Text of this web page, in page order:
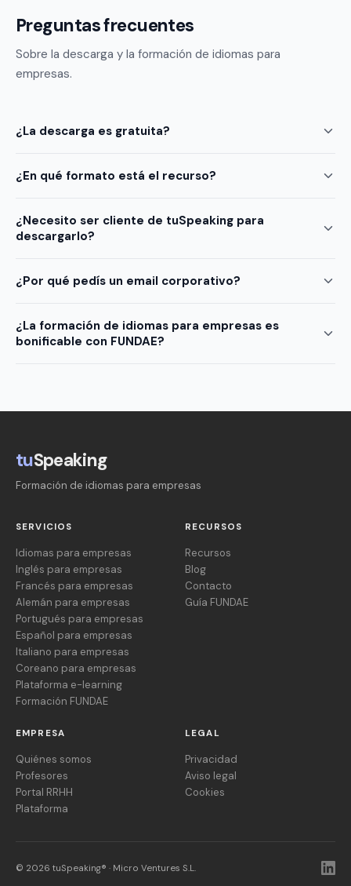
Preguntas frecuentes
Sobre la descarga y la formación de idiomas para
empresas.
¿La descarga es gratuita?
¿En qué formato está el recurso?
¿Necesito ser cliente de tuSpeaking para
descargarlo?
¿Por qué pedís un email corporativo?
¿La formación de idiomas para empresas es
bonificable con FUNDAE?
tuSpeaking
Formación de idiomas para empresas
SERVICIOS
Idiomas para empresas
Inglés para empresas
Francés para empresas
Alemán para empresas
Portugués para empresas
Español para empresas
Italiano para empresas
Coreano para empresas
Plataforma e-learning
Formación FUNDAE
RECURSOS
Recursos
Blog
Contacto
Guía FUNDAE
EMPRESA
Quiénes somos
Profesores
Portal RRHH
Plataforma
LEGAL
Privacidad
Aviso legal
Cookies
© 2026 tuSpeaking® · Micro Ventures S.L.